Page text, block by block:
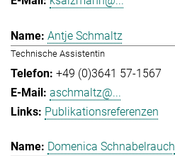
Antje Schmaltz
Technische Assistentin
+49 (0)3641 57-1567
aschmaltz@...
Publikationsreferenzen
Domenica Schnabelrauch